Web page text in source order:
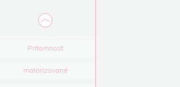
Prítomnosť
motorizované